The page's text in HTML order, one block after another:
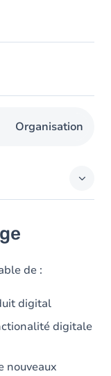
Organisation
de :
digital
digitale
nouveaux